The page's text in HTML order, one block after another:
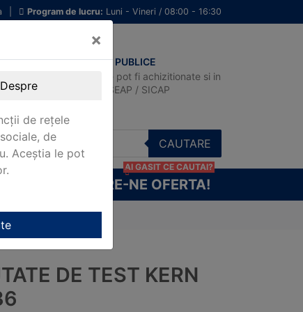
Program de lucru: Luni - Vineri / 08:00 - 16:30
ACHIZITII PUBLICE
Produsele pot fi achizitionate si in
sistemul SEAP / SICAP
CAUTARE
CERE-NE OFERTA!
AI GASIT CE CAUTAI?
DE TEST KERN
×
Despre
de rețele
de
Aceștia le pot